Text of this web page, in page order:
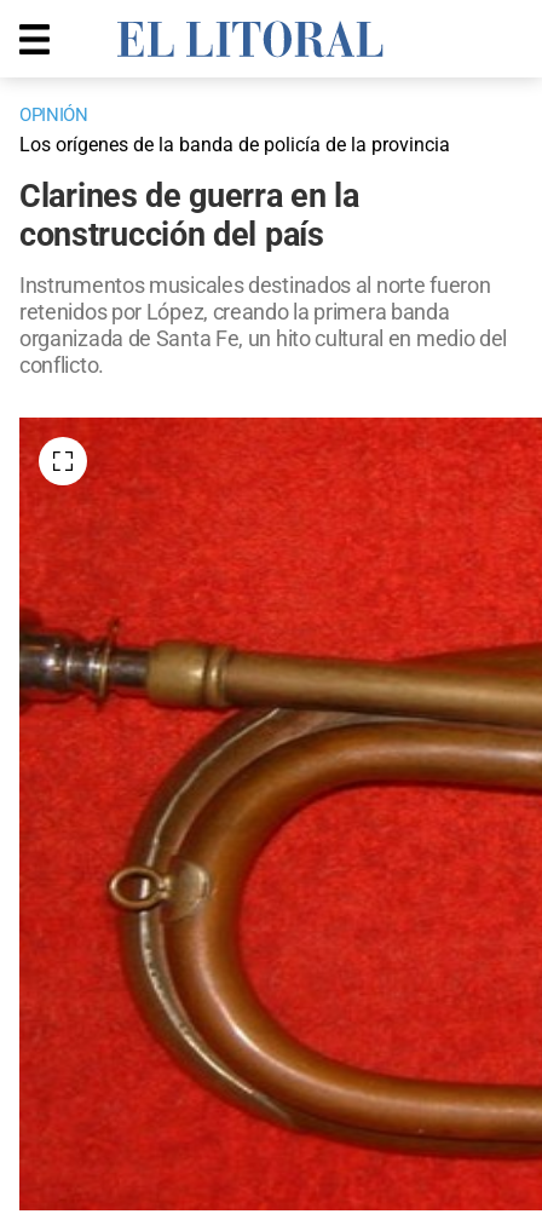
OPINIÓN
Los orígenes de la banda de policía de la provincia
Clarines de guerra en la
construcción del país
Instrumentos musicales destinados al norte fueron
retenidos por López, creando la primera banda
organizada de Santa Fe, un hito cultural en medio del
conflicto.